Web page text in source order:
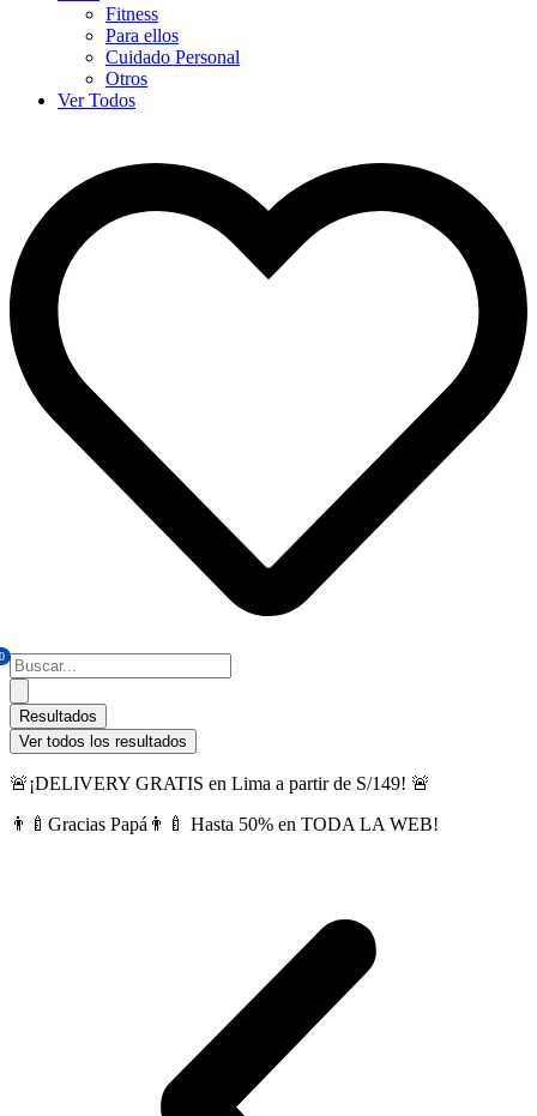
Fitness
Para ellos
Cuidado Personal
Otros
Ver Todos
0 Search
...
Resultados
Ver todos los resultados
🚨¡DELIVERY GRATIS en Lima a partir de S/149! 🚨
👨‍🍼Gracias Papá👨‍🍼 Hasta 50% en TODA LA WEB!